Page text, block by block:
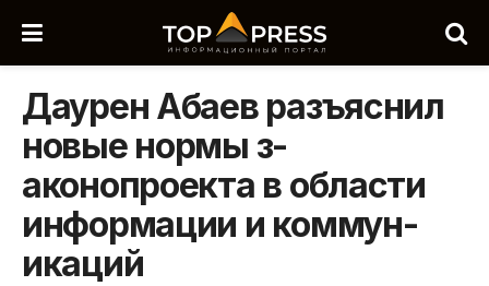
Даурен Абаев разъяснил
новые нормы з­
аконопроекта в област­и
информации и коммун­
икаций